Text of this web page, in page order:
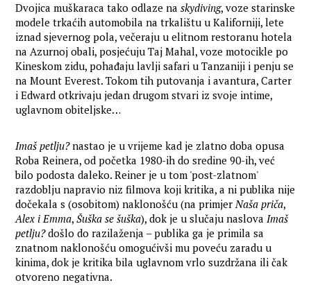
Dvojica muškaraca tako odlaze naskydiving, voze starinske
modele trkaćih automobila na trkalištu u Kaliforniji, lete
iznad sjevernog pola, večeraju u elitnom restoranu hotela
na Azurnoj obali, posjećuju Taj Mahal, voze motocikle po
Kineskom zidu, pohađaju lavlji safari u Tanzaniji i penju se
na Mount Everest. Tokom tih putovanja i avantura, Carter
i Edward otkrivaju jedan drugom stvari iz svoje intime,
uglavnom obiteljske…
Imaš petlju?nastao je u vrijeme kad je zlatno doba opusa
Roba Reinera, od početka 1980-ih do sredine 90-ih, već
bilo podosta daleko. Reiner je u tom 'post-zlatnom'
razdoblju napravio niz filmova koji kritika, a ni publika nije
dočekala s (osobitom) naklonošću (na primjerNaša priča,
Alex i Emma,Šuška se šuška), dok je u slučaju naslovaImaš
petlju?došlo do razilaženja – publika ga je primila sa
znatnom naklonošću omogućivši mu poveću zaradu u
kinima, dok je kritika bila uglavnom vrlo suzdržana ili čak
otvoreno negativna.